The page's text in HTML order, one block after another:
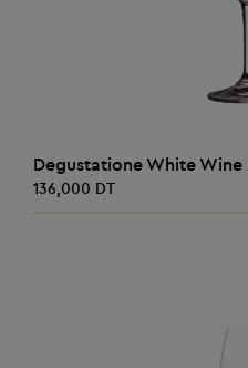
Degustatione White Wine
136,000 DT